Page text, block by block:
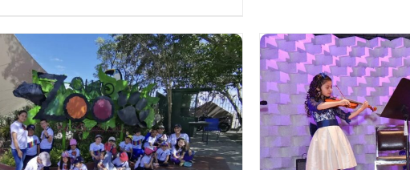
AÑADIR AL CARRITO / DETALLES